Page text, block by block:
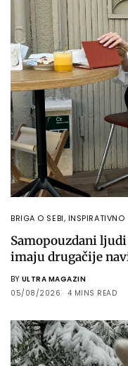
BRIGA O SEBI, INSPIRATIVNO
Samopouzdani
imaju drugačije
BY ULTRA MAGAZIN
05/08/2026
4 MINS READ